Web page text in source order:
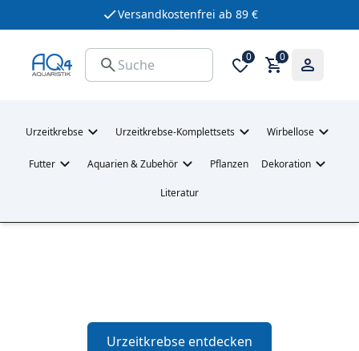
Versandkostenfrei ab 89 €
0 0
Urzeitkrebse Urzeitkrebse-Komplettsets Wirbellose
Futter Aquarien & Zubehör Pflanzen Dekoration
Literatur
Urzeitkrebse entdecken